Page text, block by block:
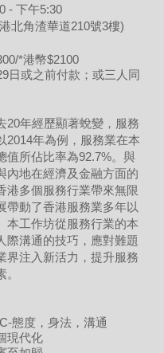
- 下午5:30
北角渣華道210號3樓)
*港幣$2100
日或之前付款；或三人同
20年經歷顯著蛻變，服務
2014年為例，服務業在本
值所佔比率為92.7%。與
內地在經濟及金融方面的
港多個服務行業帶來無限
帶動了香港服務業多年以
本工作坊從服務行業的本
際溝通的技巧，應對難題
界注入新活力，提升服務
態度，身法，溝通
現代化